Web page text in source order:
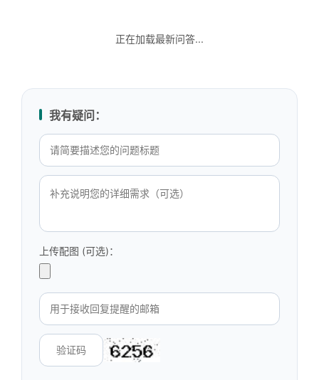
正在加载最新问答...
我有疑问：
上传配图 (可选)：